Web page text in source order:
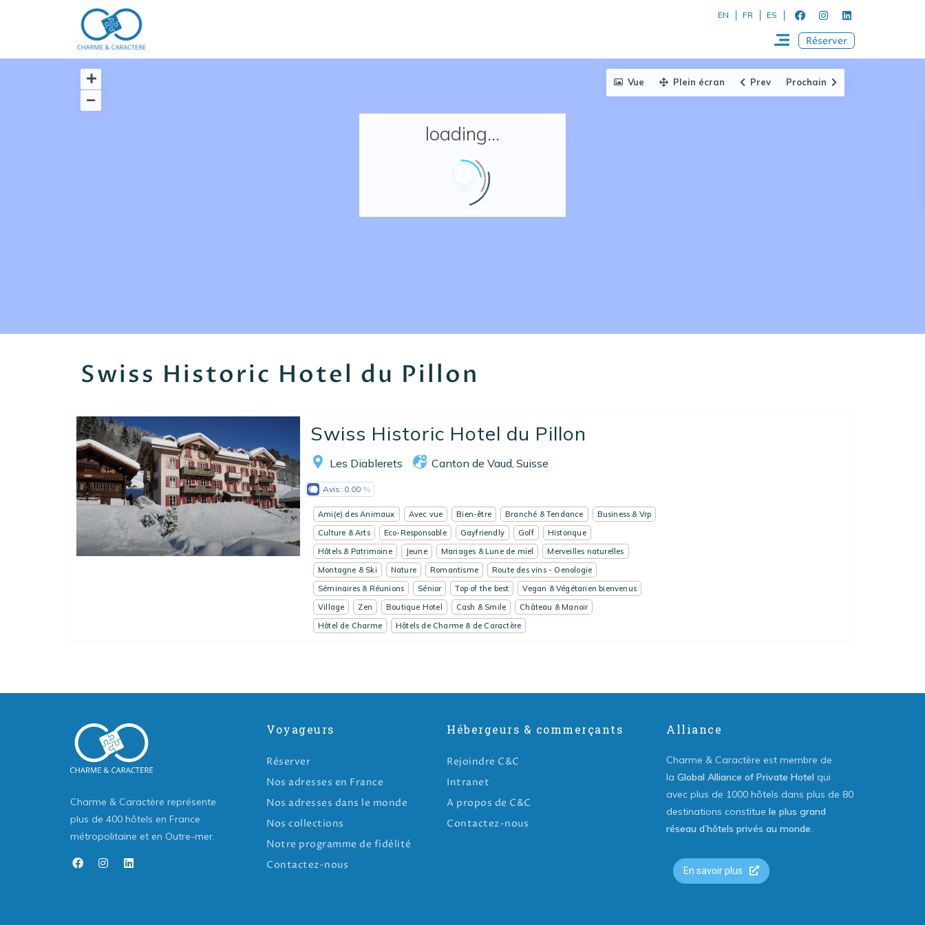
Ecrivez-nous
EN FR ES
EN FR ES
Réserver
loading...
Vue Plein écran Prev Prochain
Swiss Historic Hotel du Pillon
Swiss Historic Hotel du Pillon
Les Diablerets Canton de Vaud Suisse
Avis: 0.00
Ami(e) des Animaux Avec vue Bien-être Branché & Tendance
Business & Vrp
Culture & Arts
Eco-Responsable Gayfriendly Golf
Historique
Hôtels & Patrimoine
Jeune Mariages & Lune de miel
Merveilles naturelles
Montagne & Ski
Nature Romantisme
Route des vins - Oenologie
Séminaires & Réunions
Sénior Top of the best
Vegan & Végétarien bienvenus
Village
Zen Boutique Hotel Cash & Smile
Château & Manoir
Hôtel de Charme
Hôtels de Charme & de Caractère
Charme & Caractère représente
plus de 400 hôtels en France
métropolitaine et en Outre-mer.
Voyageurs
Réserver
Nos adresses en France
Nos adresses dans le monde
Nos collections
Notre programme de fidélité
Contactez-nous
Hébergeurs & commerçants
Rejoindre C&C
Intranet
A propos de C&C
Contactez-nous
Alliance
Charme & Caractère est membre de
laGlobal Alliance of Private Hotel qui
avec plus de 1000 hôtels dans plus de 80
destinations constituele plus grand
réseau d’hôtels privés au monde.
En savoir plus